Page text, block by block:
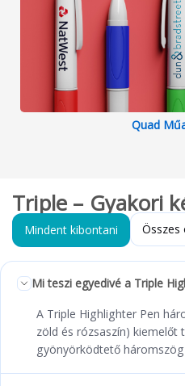
Quad
Triple – Gyakori
Mindent kibontani Összes
Mi teszi egyedivé a Triple
A Triple Highlighter Pen
zöld és rózsaszín)
gyönyörködtető